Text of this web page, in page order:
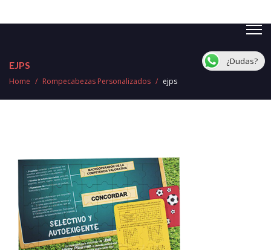
EJPS
Home / Rompecabezas Personalizados / ejps
¿Dudas?